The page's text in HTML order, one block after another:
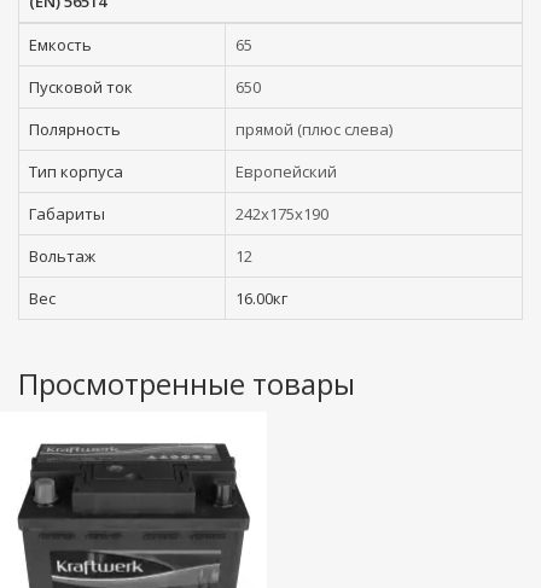
Емкость
65
Пусковой ток
650
Полярность
прямой (плюс слева)
Тип корпуса
Европейский
Габариты
242x175x190
Вольтаж
12
Вес
16.00кг
Просмотренные товары